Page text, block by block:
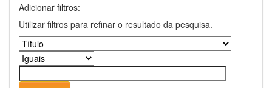
Adicionar filtros:
Utilizar filtros para refinar o resultado da pesquisa.